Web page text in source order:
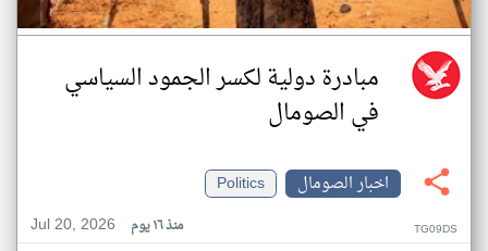
مبادرة دولية لكسر الجمود السياسي
في الصومال
اخبار الصومال
Politics
Jul 20, 2026
منذ ١٦ يوم TG09DS